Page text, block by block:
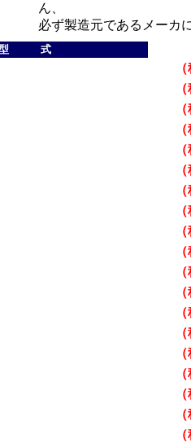
ん、
必ず製造元であるメーカ
式